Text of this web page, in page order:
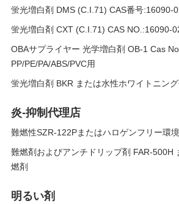
蛍光増白剤 DMS (C.I.71) CAS番号:16090-
蛍光増白剤 CXT (C.I.71) CAS NO.:16090-
OBAサプライヤー 光学増白剤 OB-1 Cas
PP/PE/PA/ABS/PVC用
蛍光増白剤 BKR または水性ホワイトニング
炎-抑制代理店
難燃性SZR-122Pまたはハロゲンフリー環
難燃剤およびアンチドリップ剤 FAR-500H
燃剤
明るい剤